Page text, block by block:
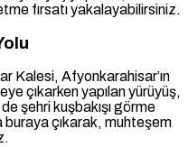
fırsatı yakalayabilirsiniz.
Kalesi, Afyonkarahisar’ın
çıkarken yapılan yürüyüş,
şehri kuşbakışı görme
buraya çıkarak, muhteşem